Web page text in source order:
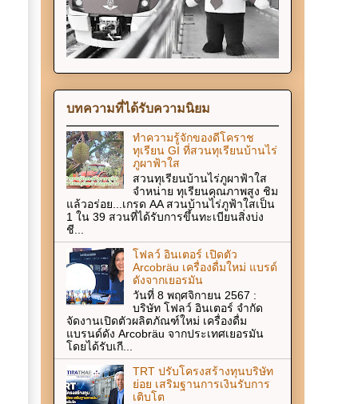
บทความที่ได้รับความนิยม
ทำความรู้จักของดีโคราช
ทุเรียน GI ที่สวนทุเรียนบ้านไร่
ภูผาฟ้าใส
สวนทุเรียนบ้านไร่ภูผาฟ้าใส
จำหน่าย ทุเรียนคุณภาพสูง ชิม
แล้วอร่อย...เกรด AA สวนบ้านไร่ภูฟ้าใสเป็น
1 ใน 39 สวนที่ได้รับการขึ้นทะเบียนสิ่งบ่ง
ชี...
โฟลว์ อินเตอร์ เปิดตัว
Arcobräu เครื่องดื่มใหม่ แบรด์
ดังจากเยอรมัน
วันที่ 8 พฤศจิกายน 2567 :
บริษัท โฟลว์ อินเตอร์ จำกัด
จัดงานเปิดตัวผลิตภัณฑ์ใหม่ เครื่องดื่ม
แบรนด์ดัง Arcobräu จากประเทศเยอรมัน
โดยได้รับเกี...
TRT ปรับโครงสร้างทุนบริษัท
ย่อย เสริมฐานการเงินรับการ
เติบโต